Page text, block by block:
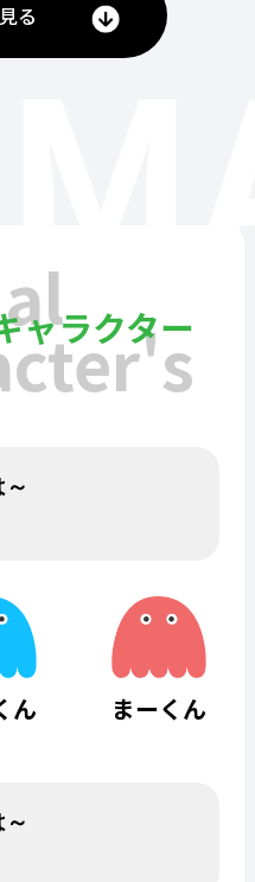
る
ャラクター
ん まーくん